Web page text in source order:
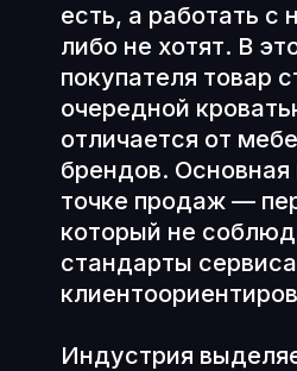
есть, а работать с
либо не хотят. В
покупателя товар
очередной
отличается от
брендов. Основная
точке продаж —
который не
стандарты
Индустрия